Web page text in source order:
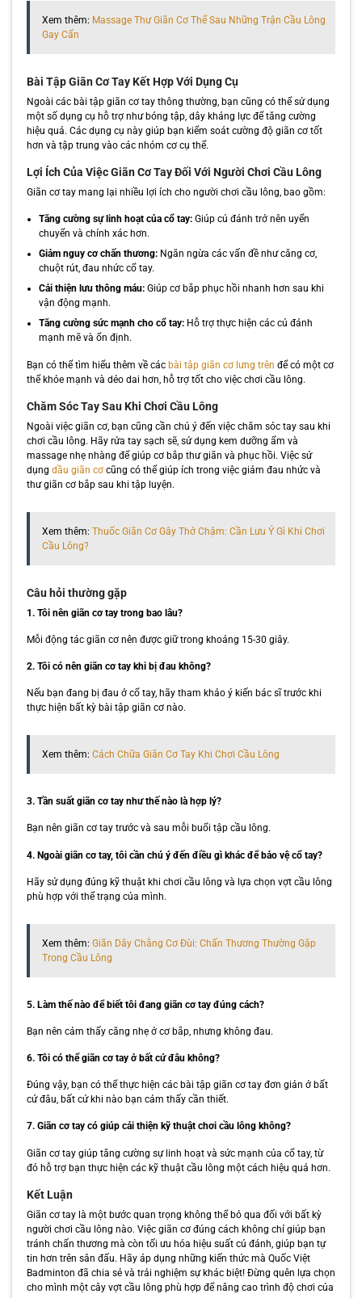
Xem thêm: Massage Thư Giãn Cơ Thể Sau Những Trận Cầu Lông
Gay Cấn
Bài Tập Giãn Cơ Tay Kết Hợp Với Dụng Cụ
Ngoài các bài tập giãn cơ tay thông thường, bạn cũng có thể sử dụng
một số dụng cụ hỗ trợ như bóng tập, dây kháng lực để tăng cường
hiệu quả. Các dụng cụ này giúp bạn kiểm soát cường độ giãn cơ tốt
hơn và tập trung vào các nhóm cơ cụ thể.
Lợi Ích Của Việc Giãn Cơ Tay Đối Với Người Chơi Cầu Lông
Giãn cơ tay mang lại nhiều lợi ích cho người chơi cầu lông, bao gồm:
Tăng cường sự linh hoạt của cổ tay:Giúp cú đánh trở nên uyển
chuyển và chính xác hơn.
Giảm nguy cơ chấn thương:Ngăn ngừa các vấn đề như căng cơ,
chuột rút, đau nhức cổ tay.
Cải thiện lưu thông máu:Giúp cơ bắp phục hồi nhanh hơn sau khi
vận động mạnh.
Tăng cường sức mạnh cho cổ tay:Hỗ trợ thực hiện các cú đánh
mạnh mẽ và ổn định.
Bạn có thể tìm hiểu thêm về các bài tập giãn cơ lưng trên để có một cơ
thể khỏe mạnh và dẻo dai hơn, hỗ trợ tốt cho việc chơi cầu lông.
Chăm Sóc Tay Sau Khi Chơi Cầu Lông
Ngoài việc giãn cơ, bạn cũng cần chú ý đến việc chăm sóc tay sau khi
chơi cầu lông. Hãy rửa tay sạch sẽ, sử dụng kem dưỡng ẩm và
massage nhẹ nhàng để giúp cơ bắp thư giãn và phục hồi. Việc sử
dụng dầu giãn cơcũng có thể giúp ích trong việc giảm đau nhức và
thư giãn cơ bắp sau khi tập luyện.
Xem thêm: Thuốc Giãn Cơ Gây Thở Chậm: Cần Lưu Ý Gì Khi Chơi
Cầu Lông?
Câu hỏi thường gặp
1. Tôi nên giãn cơ tay trong bao lâu?
Mỗi động tác giãn cơ nên được giữ trong khoảng 15-30 giây.
2. Tôi có nên giãn cơ tay khi bị đau không?
Nếu bạn đang bị đau ở cổ tay, hãy tham khảo ý kiến bác sĩ trước khi
thực hiện bất kỳ bài tập giãn cơ nào.
Xem thêm: Cách Chữa Giãn Cơ Tay Khi Chơi Cầu Lông
3. Tần suất giãn cơ tay như thế nào là hợp lý?
Bạn nên giãn cơ tay trước và sau mỗi buổi tập cầu lông.
4. Ngoài giãn cơ tay, tôi cần chú ý đến điều gì khác để bảo vệ cổ tay?
Hãy sử dụng đúng kỹ thuật khi chơi cầu lông và lựa chọn vợt cầu lông
phù hợp với thể trạng của mình.
Xem thêm: Giãn Dây Chằng Cơ Đùi: Chấn Thương Thường Gặp
Trong Cầu Lông
5. Làm thế nào để biết tôi đang giãn cơ tay đúng cách?
Bạn nên cảm thấy căng nhẹ ở cơ bắp, nhưng không đau.
6. Tôi có thể giãn cơ tay ở bất cứ đâu không?
Đúng vậy, bạn có thể thực hiện các bài tập giãn cơ tay đơn giản ở bất
cứ đâu, bất cứ khi nào bạn cảm thấy cần thiết.
7. Giãn cơ tay có giúp cải thiện kỹ thuật chơi cầu lông không?
Giãn cơ tay giúp tăng cường sự linh hoạt và sức mạnh của cổ tay, từ
đó hỗ trợ bạn thực hiện các kỹ thuật cầu lông một cách hiệu quả hơn.
Kết Luận
Giãn cơ tay là một bước quan trọng không thể bỏ qua đối với bất kỳ
người chơi cầu lông nào. Việc giãn cơ đúng cách không chỉ giúp bạn
tránh chấn thương mà còn tối ưu hóa hiệu suất cú đánh, giúp bạn tự
tin hơn trên sân đấu. Hãy áp dụng những kiến thức mà Quốc Việt
Badminton đã chia sẻ và trải nghiệm sự khác biệt! Đừng quên lựa chọn
cho mình một cây vợt cầu lông phù hợp để nâng cao trình độ chơi của